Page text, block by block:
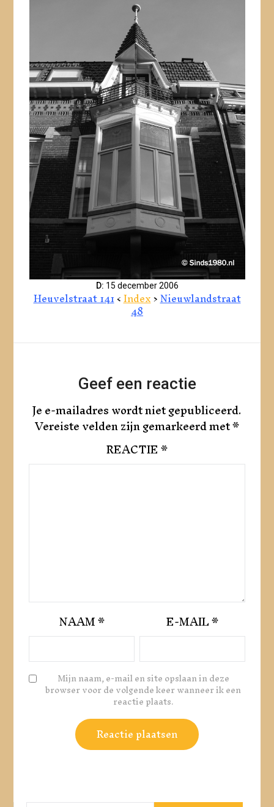
D: 15 december 2006
Heuvelstraat 141<Index>Nieuwlandstraat
48
Geef een reactie
Je e-mailadres wordt niet gepubliceerd.
Vereiste velden zijn gemarkeerd met*
REACTIE*
NAAM* E-MAIL*
Mijn naam, e-mail en site opslaan in deze
browser voor de volgende keer wanneer ik een
reactie plaats.